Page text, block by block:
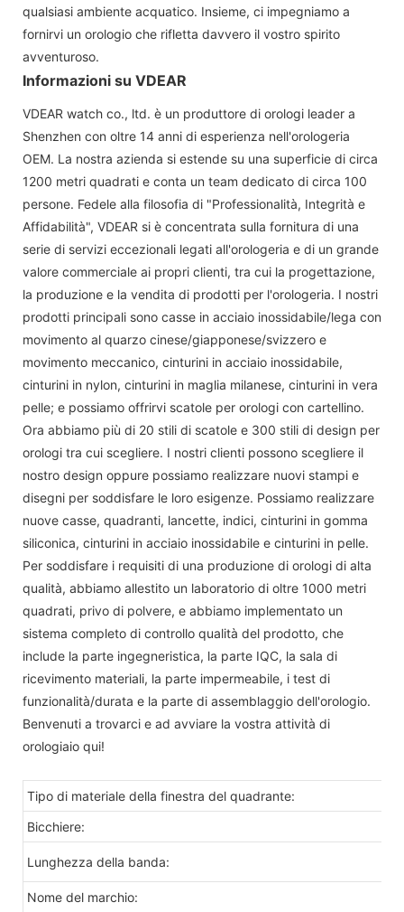
qualsiasi ambiente acquatico. Insieme, ci impegniamo a
fornirvi un orologio che rifletta davvero il vostro spirito
avventuroso.
Informazioni su VDEAR
VDEAR watch co., ltd. è un produttore di orologi leader a
Shenzhen con oltre 14 anni di esperienza nell'orologeria
OEM. La nostra azienda si estende su una superficie di circa
1200 metri quadrati e conta un team dedicato di circa 100
persone. Fedele alla filosofia di "Professionalità, Integrità e
Affidabilità", VDEAR si è concentrata sulla fornitura di una
serie di servizi eccezionali legati all'orologeria e di un grande
valore commerciale ai propri clienti, tra cui la progettazione,
la produzione e la vendita di prodotti per l'orologeria. I nostri
prodotti principali sono casse in acciaio inossidabile/lega con
movimento al quarzo cinese/giapponese/svizzero e
movimento meccanico, cinturini in acciaio inossidabile,
cinturini in nylon, cinturini in maglia milanese, cinturini in vera
pelle; e possiamo offrirvi scatole per orologi con cartellino.
Ora abbiamo più di 20 stili di scatole e 300 stili di design per
orologi tra cui scegliere. I nostri clienti possono scegliere il
nostro design oppure possiamo realizzare nuovi stampi e
disegni per soddisfare le loro esigenze. Possiamo realizzare
nuove casse, quadranti, lancette, indici, cinturini in gomma
siliconica, cinturini in acciaio inossidabile e cinturini in pelle.
Per soddisfare i requisiti di una produzione di orologi di alta
qualità, abbiamo allestito un laboratorio di oltre 1000 metri
quadrati, privo di polvere, e abbiamo implementato un
sistema completo di controllo qualità del prodotto, che
include la parte ingegneristica, la parte IQC, la sala di
ricevimento materiali, la parte impermeabile, i test di
funzionalità/durata e la parte di assemblaggio dell'orologio.
Benvenuti a trovarci e ad avviare la vostra attività di
orologiaio qui!
Tipo di materiale della finestra del quadrante:
Bicchiere:
Lunghezza della banda:
Nome del marchio: